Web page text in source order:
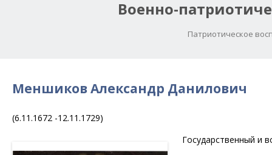
Военно-
Патриотическое
Меншиков Александр Данилович
(6.11.1672 -12.11.1729)
Государственный и